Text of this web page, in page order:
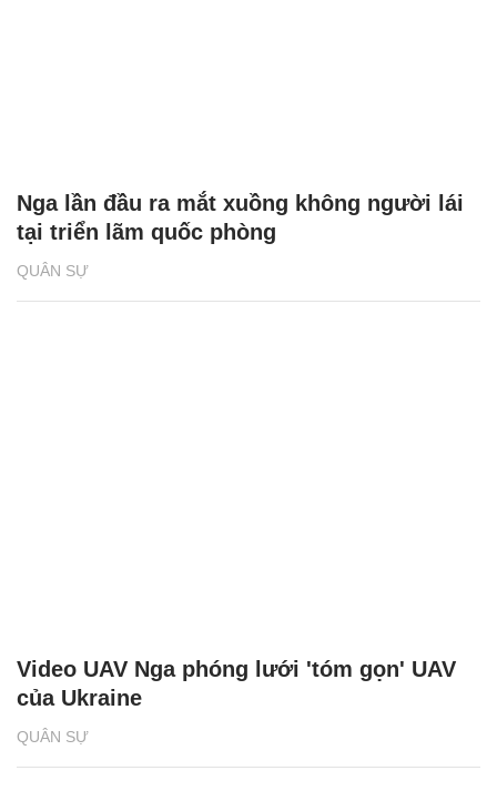
QUÂN SỰ
Nga lần đầu ra mắt xuồng không người lái
tại triển lãm quốc phòng
QUÂN SỰ
Video UAV Nga phóng lưới 'tóm gọn' UAV
của Ukraine